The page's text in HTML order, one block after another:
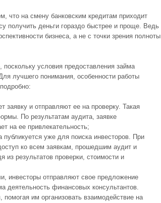
что на смену банковским кредитам приходит
получить деньги гораздо быстрее и проще. Ведь
бизнеса, а не с точки зрения полноты
условия предоставления займа
лучшего понимания, особенности работы
заявку и отправляют ее на проверку. Такая
По результатам аудита, заявке
на ее привлекательность;
публикуется уже для поиска инвесторов. При
ко всем заявкам, прошедшим аудит и
из результатов проверки, стоимости и
инвесторы отправляют свое предложение
деятельность финансовых консультантов.
им организовать взаимодействие на